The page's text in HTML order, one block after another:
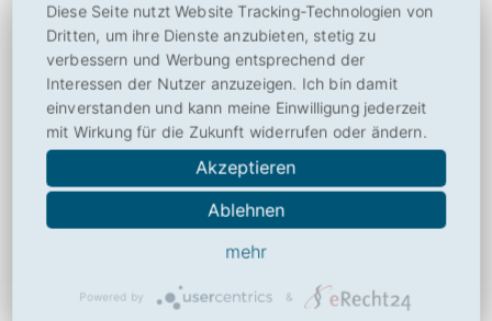
Umkreisfinder.de ist genau genommen kein Umkreisfinder im
wohl üblichen Verständnis. Vielmehr basiert die Suchmaschine
auf Umkreisfinder auf dem DMOZ-Webkatalog, dessen recht
unübersichtliche und umfangreiche Kategorisierung man auf
klassische Themen wie …
zum Beitrag derSuchmaschine Umkreisfinder.de
zur Webseite von
http://www.umkreisfinder.de/
Diese Seite nutzt Website Tracking-Technologien von
Dritten, um ihre Dienste anzubieten, stetig zu
verbessern und Werbung entsprechend der
Interessen der Nutzer anzuzeigen. Ich bin damit
einverstanden und kann meine Einwilligung jederzeit
mit Wirkung für die Zukunft widerrufen oder ändern.
Akzeptieren
Ablehnen
mehr
Powered by &